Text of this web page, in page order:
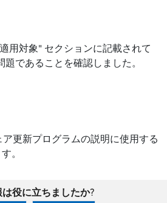
用対象" セクションに記載されて
であることを確認しました。
更新プログラムの説明に使用する
。
役に立ちましたか?